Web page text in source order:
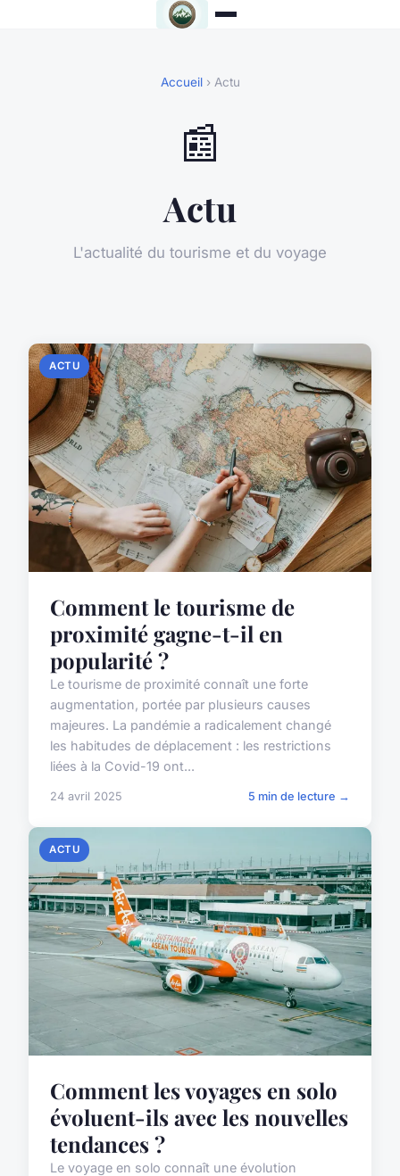
Accueil› Actu
📰
Actu
L'actualité du tourisme et du voyage
ACTU
Comment le tourisme de
proximité gagne-t-il en
popularité ?
Le tourisme de proximité connaît une forte
augmentation, portée par plusieurs causes
majeures. La pandémie a radicalement changé
les habitudes de déplacement : les restrictions
liées à la Covid-19 ont...
24 avril 2025 5 min de lecture →
ACTU
Comment les voyages en solo
évoluent-ils avec les nouvelles
tendances ?
Le voyage en solo connaît une évolution